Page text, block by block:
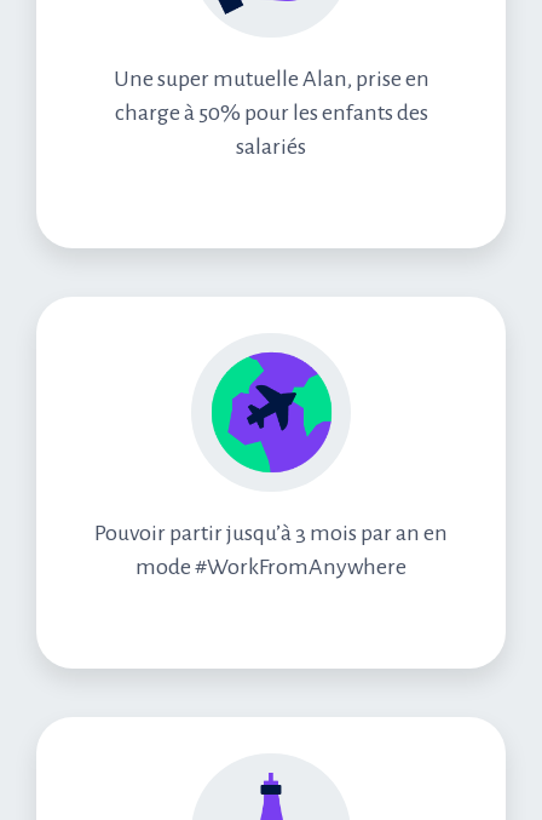
Une super mutuelle Alan, prise en
charge à 50% pour les enfants des
salariés
Pouvoir partir jusqu’à 3 mois par an en
mode #WorkFromAnywhere